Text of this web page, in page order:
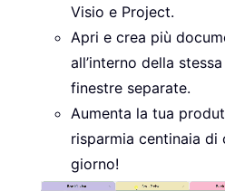
Visio e Project.
Apri e crea più
all’interno della
finestre separate.
Aumenta la tua
risparmia centinaia di
giorno!